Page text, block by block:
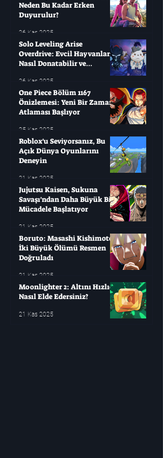
Neden Bu Kadar Erken
Duyurulur?
26 Kas 2025
Solo Leveling Arise
Overdrive: Evcil Hayvanları
Nasıl Donatabilir ve
26 Kas 2025
One Piece Bölüm 1167
Önizlemesi: Yeni Bir Zaman
Atlaması Başlıyor
25 Kas 2025
Roblox'u Seviyorsanız, Bu
Açık Dünya Oyunlarını
Deneyin
21 Kas 2025
Jujutsu Kaisen, Sukuna
Savaşı'ndan Daha Büyük Bir
Mücadele Başlatıyor
21 Kas 2025
Boruto: Masashi Kishimoto
İki Büyük Ölümü Resmen
Doğruladı
21 Kas 2025
Moonlighter 2: Altını Hızlıca
Nasıl Elde Edersiniz?
21 Kas 2025